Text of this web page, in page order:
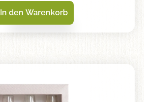
In den Warenkorb